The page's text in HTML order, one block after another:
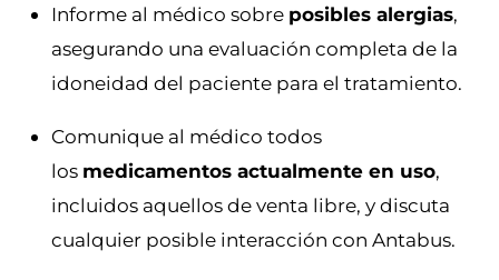
Informe al médico sobre posibles alergias,
asegurando una evaluación completa de la
idoneidad del paciente para el tratamiento.
Comunique al médico todos
los medicamentos actualmente en uso,
incluidos aquellos de venta libre, y discuta
cualquier posible interacción con Antabus.